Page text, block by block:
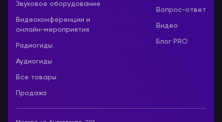
Звуковое оборудование
Видеоконференции и
онлайн-мероприятия
Радиогиды
Аудиогиды
Все товары
Продажа
Вопрос-ответ
Видео
Блог PRO